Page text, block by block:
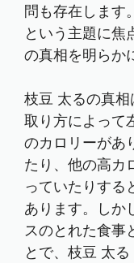
問も存在します
という主題に焦
の真相を明らか
枝豆 太るの真
取り方によって
のカロリーがあ
たり、他の高カ
っていたりする
あります。しか
スのとれた食事
とで、枝豆 太る